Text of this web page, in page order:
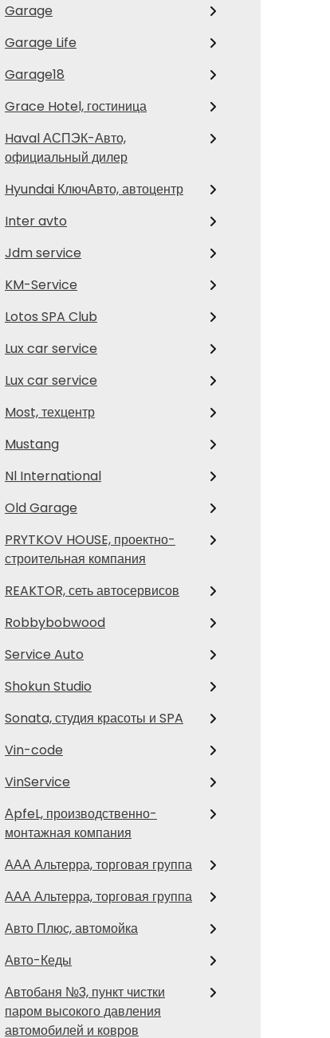
Garage
Garage Life
Garage18
Grace Hotel, гостиница
Haval АСПЭК-Авто,
официальный дилер
Hyundai КлючАвто, автоцентр
Inter avto
Jdm service
KM-Service
Lotos SPA Club
Lux car service
Lux car service
Most, техцентр
Mustang
Nl International
Old Garage
PRYTKOV HOUSE, проектно-
строительная компания
REAKTOR, сеть автосервисов
Robbybobwood
Service Auto
Shokun Studio
Sonata, студия красоты и SPA
Vin-code
VinService
АpfeL, производственно-
монтажная компания
ААА Альтерра, торговая группа
ААА Альтерра, торговая группа
Авто Плюс, автомойка
Авто-Кеды
Автобаня №3, пункт чистки
паром высокого давления
автомобилей и ковров